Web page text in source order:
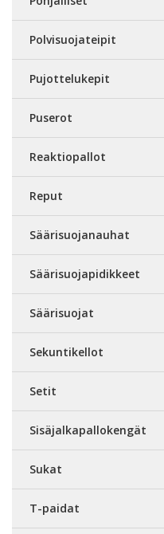
Polvisuojateipit
Pujottelukepit
Puserot
Reaktiopallot
Reput
Säärisuojanauhat
Säärisuojapidikkeet
Säärisuojat
Sekuntikellot
Setit
Sisäjalkapallokengät
Sukat
T-paidat